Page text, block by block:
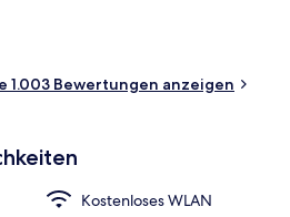
1.003 Bewertungen anzeigen
Kostenloses WLAN